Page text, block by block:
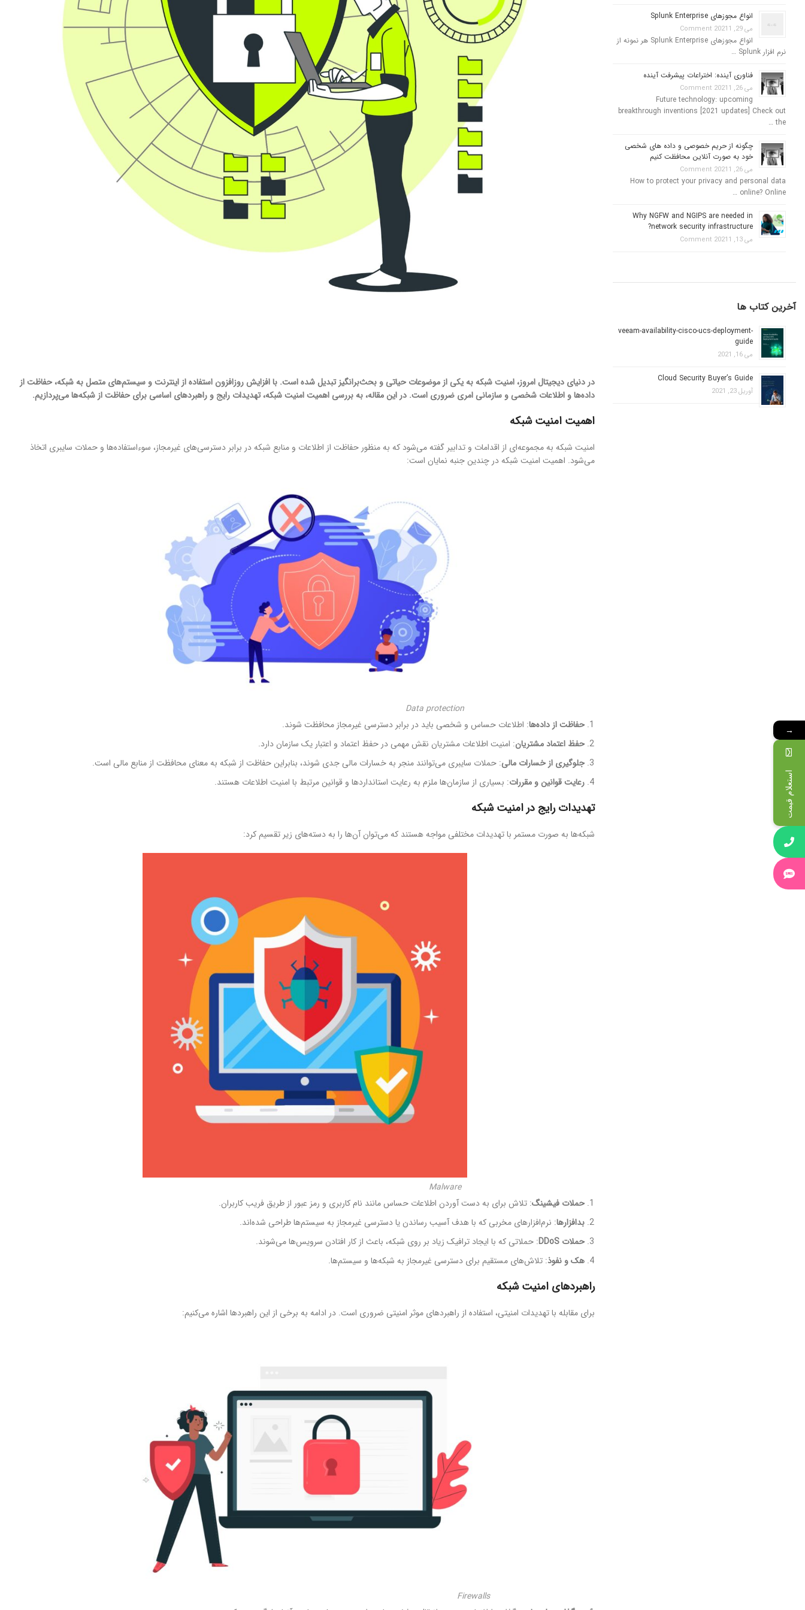
در دنیای دیجیتال امروز، امنیت شبکه به یکی از موضوعات حیاتی و بحث‌برانگیز تبدیل شده است. با افزایش روزافزون استفاده از اینترنت و سیستم‌های متصل به شبکه، حفاظت از
داده‌ها و اطلاعات شخصی و سازمانی امری ضروری است. در این مقاله، به بررسی اهمیت امنیت شبکه، تهدیدات رایج و راهبردهای اساسی برای حفاظت از شبکه‌ها می‌پردازیم.
اهمیت امنیت شبکه
امنیت شبکه به مجموعه‌ای از اقدامات و تدابیر گفته می‌شود که به منظور حفاظت از اطلاعات و منابع شبکه در برابر دسترسی‌های غیرمجاز، سوءاستفاده‌ها و حملات سایبری اتخاذ
می‌شود. اهمیت امنیت شبکه در چندین جنبه نمایان است:
Data protection
حفاظت از داده‌ها: اطلاعات حساس و شخصی باید در برابر دسترسی غیرمجاز محافظت شوند.
حفظ اعتماد مشتریان: امنیت اطلاعات مشتریان نقش مهمی در حفظ اعتماد و اعتبار یک سازمان دارد.
جلوگیری از خسارات مالی: حملات سایبری می‌توانند منجر به خسارات مالی جدی شوند، بنابراین حفاظت از شبکه به معنای محافظت از منابع مالی است.
رعایت قوانین و مقررات: بسیاری از سازمان‌ها ملزم به رعایت استانداردها و قوانین مرتبط با امنیت اطلاعات هستند.
تهدیدات رایج در امنیت شبکه
شبکه‌ها به صورت مستمر با تهدیدات مختلفی مواجه هستند که می‌توان آن‌ها را به دسته‌های زیر تقسیم کرد:
Malware
حملات فیشینگ: تلاش برای به دست آوردن اطلاعات حساس مانند نام کاربری و رمز عبور از طریق فریب کاربران.
بدافزارها: نرم‌افزارهای مخربی که با هدف آسیب رساندن یا دسترسی غیرمجاز به سیستم‌ها طراحی شده‌اند.
حملات DDoS
: حملاتی که با ایجاد ترافیک زیاد بر روی شبکه، باعث از کار افتادن سرویس‌ها می‌شوند.
هک و نفوذ: تلاش‌های مستقیم برای دسترسی غیرمجاز به شبکه‌ها و سیستم‌ها.
راهبردهای امنیت شبکه
برای مقابله با تهدیدات امنیتی، استفاده از راهبردهای موثر امنیتی ضروری است. در ادامه به برخی از این راهبردها اشاره می‌کنیم:
Firewalls
انواع مجوزهای Splunk Enterprise
می 29, 2021 1 Comment
انواع مجوزهای Splunk Enterprise هر نمونه از
نرم افزار Splunk …
فناوری آینده: اختراعات پیشرفت آینده
می 26, 2021 1 Comment
Future technology: upcoming
breakthrough inventions [2021 updates] Check out
the …
چگونه از حریم خصوصی و داده های شخصی
خود به صورت آنلاین محافظت کنیم
می 26, 2021 1 Comment
How to protect your privacy and personal data
online? Online …
Why NGFW and NGIPS are needed in
network security infrastructure?
می 13, 2021 1 Comment
آخرین کتاب ها
veeam-availability-cisco-ucs-deployment-
guide
می 16, 2021
Cloud Security Buyer’s Guide
آوریل 23, 2021
→
استعلام قیمت